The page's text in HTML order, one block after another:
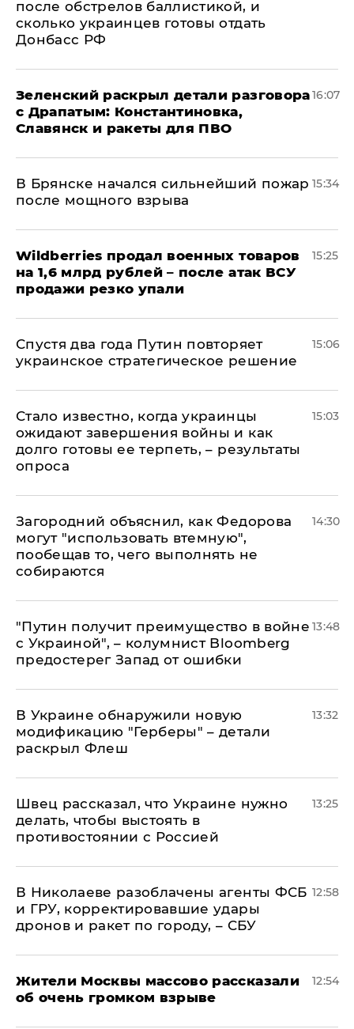
после обстрелов баллистикой, и
сколько украинцев готовы отдать
Донбасс РФ
​Зеленский раскрыл детали разговора
с Драпатым: Константиновка,
Славянск и ракеты для ПВО
16:07
В Брянске начался сильнейший пожар
после мощного взрыва
15:34
​Wildberries продал военных товаров
на 1,6 млрд рублей – после атак ВСУ
продажи резко упали
15:25
Спустя два года Путин повторяет
украинское стратегическое решение
15:06
Стало известно, когда украинцы
ожидают завершения войны и как
долго готовы ее терпеть, – результаты
опроса
15:03
Загородний объяснил, как Федорова
могут "использовать втемную",
пообещав то, чего выполнять не
собираются
14:30
"Путин получит преимущество в войне
с Украиной", – колумнист Bloomberg
предостерег Запад от ошибки
13:48
В Украине обнаружили новую
модификацию "Герберы" – детали
раскрыл Флеш
13:32
Швец рассказал, что Украине нужно
делать, чтобы выстоять в
противостоянии с Россией
13:25
В Николаеве разоблачены агенты ФСБ
и ГРУ, корректировавшие удары
дронов и ракет по городу, – СБУ
12:58
Жители Москвы массово рассказали
об очень громком взрыве
12:54